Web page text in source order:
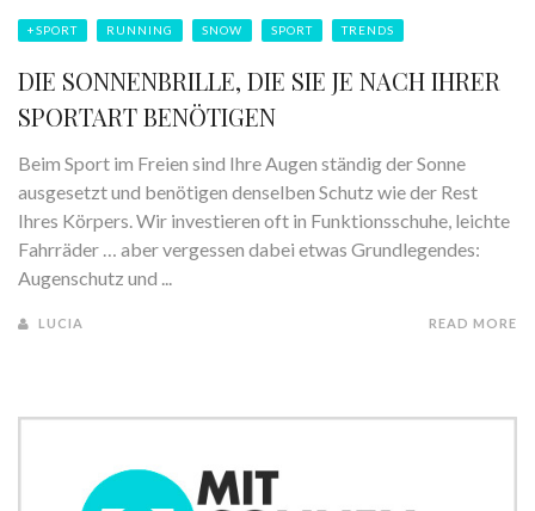
+SPORT RUNNING SNOW SPORT TRENDS
DIE SONNENBRILLE, DIE SIE JE NACH IHRER
SPORTART BENÖTIGEN
Beim Sport im Freien sind Ihre Augen ständig der Sonne
ausgesetzt und benötigen denselben Schutz wie der Rest
Ihres Körpers. Wir investieren oft in Funktionsschuhe, leichte
Fahrräder … aber vergessen dabei etwas Grundlegendes:
Augenschutz und ...
LUCIA READ MORE